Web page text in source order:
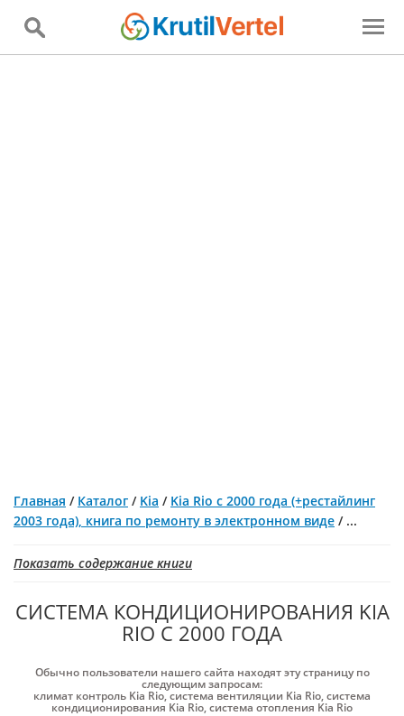
Главная / Каталог / Kia / Kia Rio с 2000 года (+рестайлинг
2003 года), книга по ремонту в электронном виде / ...
Показать содержание книги
СИСТЕМА КОНДИЦИОНИРОВАНИЯ KIA
RIO С 2000 ГОДА
Обычно пользователи нашего сайта находят эту страницу по
следующим запросам:
климат контроль Kia Rio,система вентиляции Kia Rio,система
кондиционирования Kia Rio,система отопления Kia Rio